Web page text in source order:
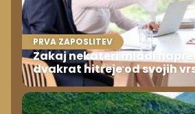
PRVA ZAPOSLITEV
Zakaj nekateri mladi
dvakrat hitreje od svojih